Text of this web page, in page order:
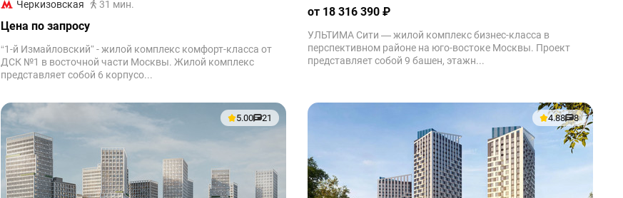
Черкизовская
31 мин.
Цена по запросу
“1-й Измайловский” - жилой комплекс комфорт-класса от
ДСК №1 в восточной части Москвы. Жилой комплекс
представляет собой 6 корпусо...
от 18 316 390 ₽
УЛЬТИМА Сити — жилой комплекс бизнес-класса в
перспективном районе на юго-востоке Москвы. Проект
представляет собой 9 башен, этажн...
5.00 21 4.88 8